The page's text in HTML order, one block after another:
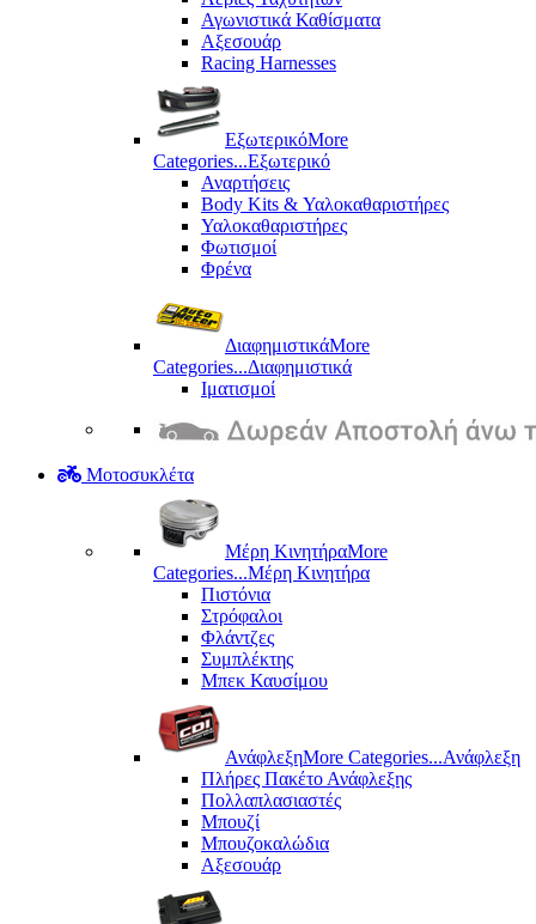
Αγωνιστικά Καθίσματα
Αξεσουάρ
Racing Harnesses
ΕξωτερικόMore
Categories...Εξωτερικό
Αναρτήσεις
Body Kits & Υαλοκαθαριστήρες
Υαλοκαθαριστήρες
Φωτισμοί
Φρένα
ΔιαφημιστικάMore
Categories...Διαφημιστικά
Ιματισμοί
Μοτοσυκλέτα
Μέρη KινητήραMore
Categories...Μέρη Kινητήρα
Πιστόνια
Στρόφαλοι
Φλάντζες
Συμπλέκτης
Μπεκ Καυσίμου
ΑνάφλεξηMore Categories...Ανάφλεξη
Πλήρες Πακέτο Ανάφλεξης
Πολλαπλασιαστές
Μπουζί
Μπουζοκαλώδια
Αξεσουάρ